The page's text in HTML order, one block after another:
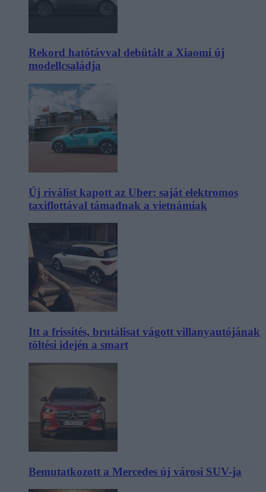
Rekord hatótávval debütált a Xiaomi új
modellcsaládja
Új riválist kapott az Uber: saját elektromos
taxiflottával támadnak a vietnámiak
Itt a frissítés, brutálisat vágott villanyautójának
töltési idején a smart
Bemutatkozott a Mercedes új városi SUV-ja